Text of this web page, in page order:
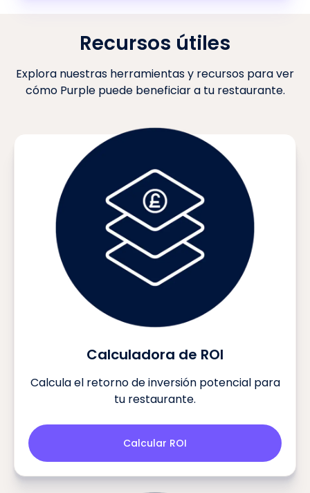
Recursos útiles
Explora nuestras herramientas y recursos para ver
cómo Purple puede beneficiar a tu restaurante.
Calculadora de ROI
Calcula el retorno de inversión potencial para
tu restaurante.
Calcular ROI